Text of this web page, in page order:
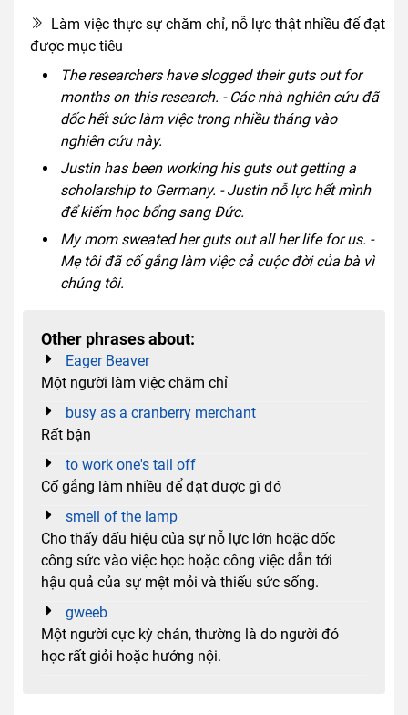
Làm việc thực sự chăm chỉ, nỗ lực thật nhiều để đạt
được mục tiêu
The researchers have slogged their guts out for
months on this research. - Các nhà nghiên cứu đã
dốc hết sức làm việc trong nhiều tháng vào
nghiên cứu này.
Justin has been working his guts out getting a
scholarship to Germany. - Justin nỗ lực hết mình
để kiếm học bổng sang Đức.
My mom sweated her guts out all her life for us. -
Mẹ tôi đã cố gắng làm việc cả cuộc đời của bà vì
chúng tôi.
Other phrases about:
Eager Beaver
Một người làm việc chăm chỉ
busy as a cranberry merchant
Rất bận
to work one's tail off
Cố gắng làm nhiều để đạt được gì đó
smell of the lamp
Cho thấy dấu hiệu của sự nỗ lực lớn hoặc dốc
công sức vào việc học hoặc công việc dẫn tới
hậu quả của sự mệt mỏi và thiếu sức sống.
gweeb
Một người cực kỳ chán, thường là do người đó
học rất giỏi hoặc hướng nội.